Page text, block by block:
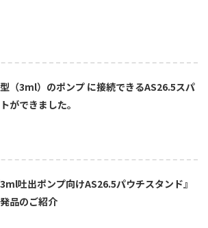
（3ml）のポンプ に接続できるAS26.5スパ
ができました。
3ml吐出ポンプ向けAS26.5パウチスタンド』
品のご紹介